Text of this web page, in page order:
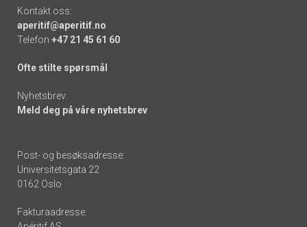
Kontakt oss:
aperitif@aperitif.no
Telefon +47 21 45 61 60
Ofte stilte spørsmål
Nyhetsbrev:
Meld deg på våre nyhetsbrev
Post- og besøksadresse:
Universitetsgata 22
0162 Oslo
Fakturaadresse: